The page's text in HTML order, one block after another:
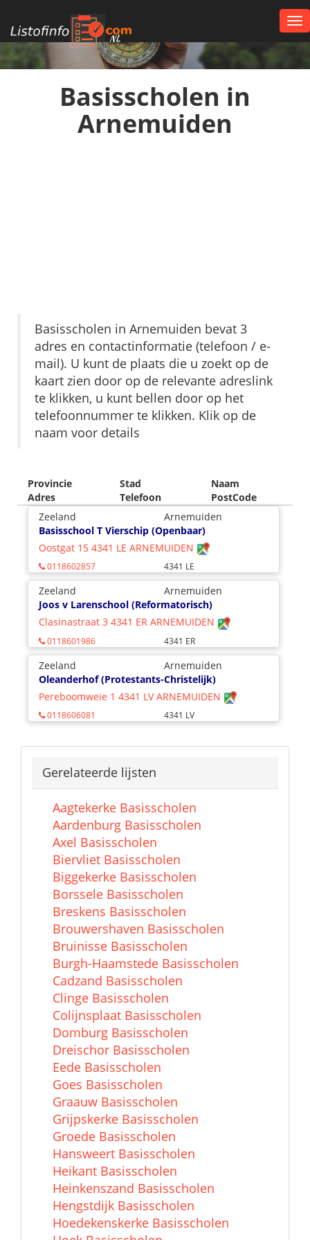
NL
Basisscholen in
Arnemuiden
Basisscholen in Arnemuiden bevat 3
adres en contactinformatie (telefoon / e-
mail). U kunt de plaats die u zoekt op de
kaart zien door op de relevante adreslink
te klikken, u kunt bellen door op het
telefoonnummer te klikken. Klik op de
naam voor details
Provincie Stad
Naam
Adres
Telefoon
PostCode
Zeeland
Arnemuiden
Basisschool T Vierschip (Openbaar)
Oostgat 15 4341 LE ARNEMUIDEN
0118602857 4341 LE
Zeeland
Arnemuiden
Joos v Larenschool (Reformatorisch)
Clasinastraat 3 4341 ER ARNEMUIDEN
0118601986 4341 ER
Zeeland
Arnemuiden
Oleanderhof (Protestants-Christelijk)
Pereboomweie 1 4341 LV ARNEMUIDEN
0118606081 4341 LV
Gerelateerde lijsten
Aagtekerke Basisscholen
Aardenburg Basisscholen
Axel Basisscholen
Biervliet Basisscholen
Biggekerke Basisscholen
Borssele Basisscholen
Breskens Basisscholen
Brouwershaven Basisscholen
Bruinisse Basisscholen
Burgh-Haamstede Basisscholen
Cadzand Basisscholen
Clinge Basisscholen
Colijnsplaat Basisscholen
Domburg Basisscholen
Dreischor Basisscholen
Eede Basisscholen
Goes Basisscholen
Graauw Basisscholen
Grijpskerke Basisscholen
Groede Basisscholen
Hansweert Basisscholen
Heikant Basisscholen
Heinkenszand Basisscholen
Hengstdijk Basisscholen
Hoedekenskerke Basisscholen